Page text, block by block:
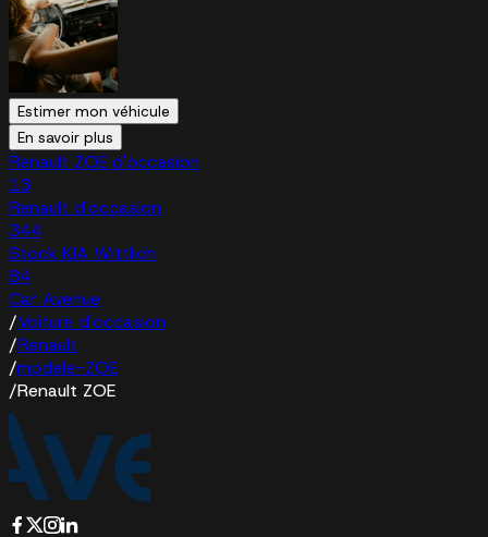
Estimer mon véhicule
En savoir plus
Renault ZOE d'occasion
13
Renault d'occasion
344
Stock KIA Wittlich
84
Car Avenue
/Voiture d'occasion
/Renault
/modele-ZOE
/Renault ZOE